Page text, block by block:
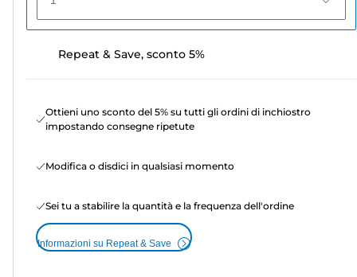
Repeat & Save, sconto 5%
Ottieni uno sconto del 5% su tutti gli ordini di inchiostro
impostando consegne ripetute
Modifica o disdici in qualsiasi momento
Sei tu a stabilire la quantità e la frequenza dell'ordine
Informazioni su Repeat & Save